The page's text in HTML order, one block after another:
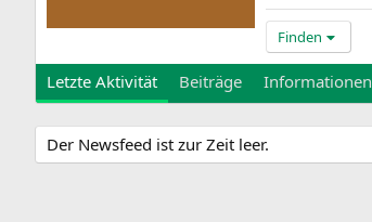
Finden
Letzte Aktivität Beiträge Informationen
Der Newsfeed ist zur Zeit leer.